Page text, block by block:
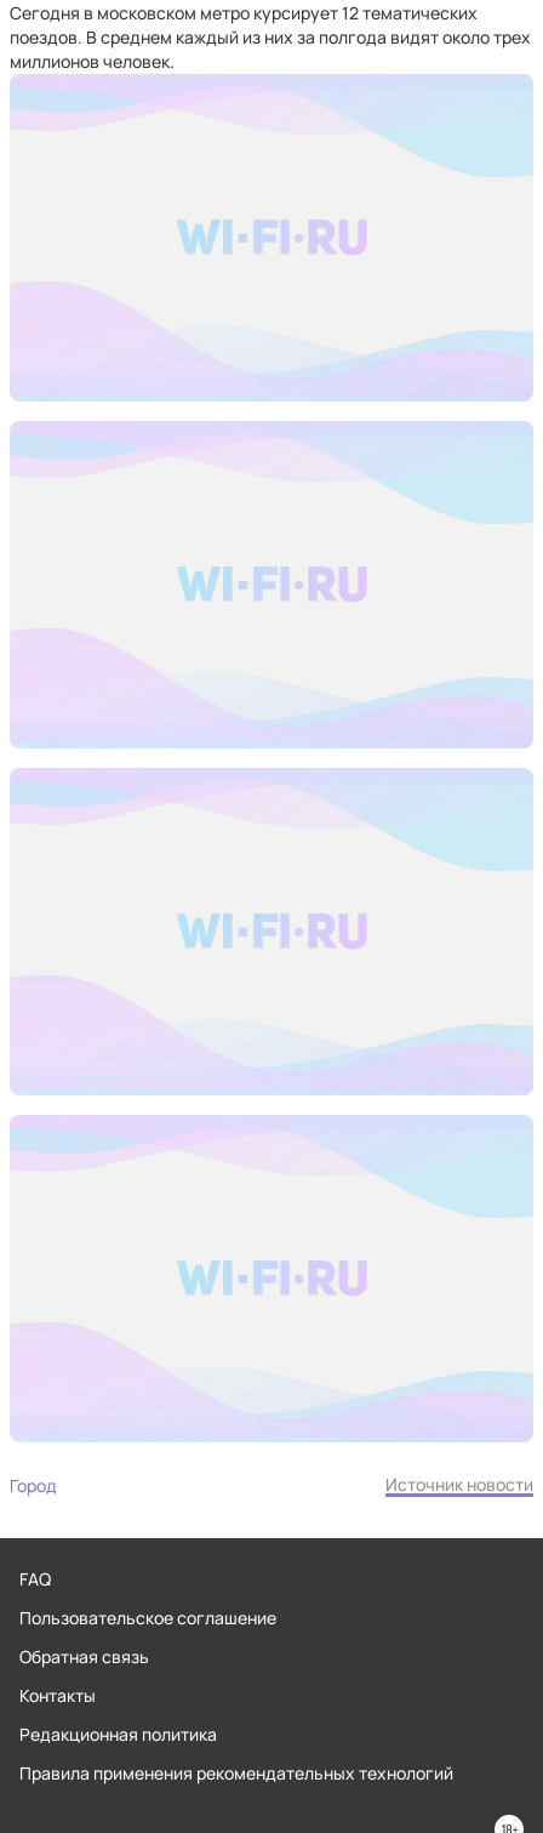
Сегодня в московском метро курсирует 12 тематических
поездов. В среднем каждый из них за полгода видят около трех
миллионов человек.
Город Источник новости
FAQ
Пользовательское соглашение
Обратная связь
Контакты
Редакционная политика
Правила применения рекомендательных технологий